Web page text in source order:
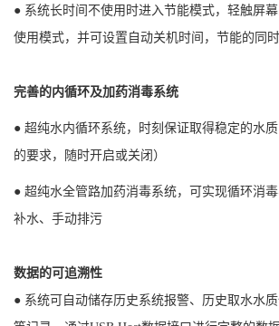
● 系统长时间不使用时进入节能模式，轻触屏
使用模式，并可设置自动关机时间，节能的同
完善的内循环及加药消毒系统
● 超纯水内循环系统，时刻保证取得稳定的水
的要求，随时开启或关闭）
● 超纯水全管路加药消毒系统，可实现循环消
补水、手动排污
数据的可追溯性
● 系统可自动储存历史系统报警、历史取水水